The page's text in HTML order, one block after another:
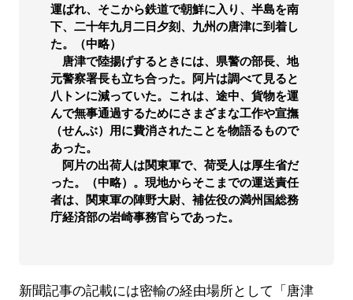
運ばれ、そこから鉄道で朝鮮に入り、半島を南
下、二十年九月二日夕刻、九州の唐津に到着し
た。（中略）
唐津で陸揚げするときには、県警の部長、地
元警察署長も立ち合った。阿片は調べて見ると
八トンに減っていた。これは、途中、貨物を運
んで無事通過するためにさまざまな工作や宣撫
（せんぶ）用に費消されたことを物語るもので
あった。
阿片の出荷人は関東軍で、荷受人は厚生省だ
った。（中略）。現地からそこまでの運送責任
者は、関東軍の陣野大尉、補佐役の満州国総務
庁経済部の岩崎事務官らであった。
新聞記事の記載には密輸の経由場所として「唐津